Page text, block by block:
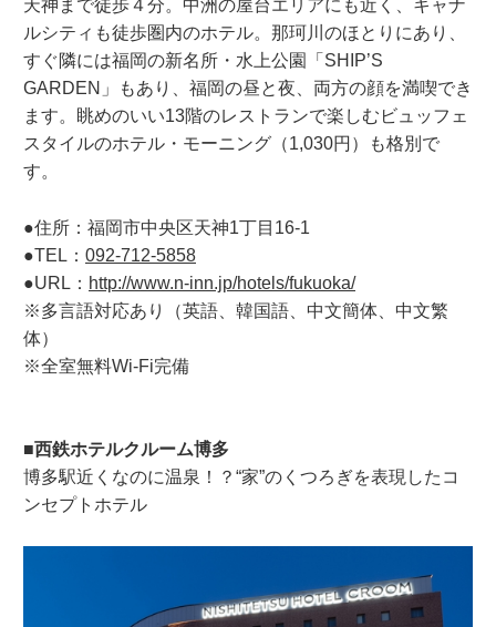
天神まで徒歩４分。中洲の屋台エリアにも近く、キャナ
ルシティも徒歩圏内のホテル。那珂川のほとりにあり、
すぐ隣には福岡の新名所・水上公園「SHIP’S
GARDEN」もあり、福岡の昼と夜、両方の顔を満喫でき
ます。眺めのいい13階のレストランで楽しむビュッフェ
スタイルのホテル・モーニング（1,030円）も格別で
す。
●住所：福岡市中央区天神1丁目16-1
●TEL： 092-712-5858
●URL： http://www.n-inn.jp/hotels/fukuoka/
※多言語対応あり（英語、韓国語、中文簡体、中文繁
体）
※全室無料Wi-Fi完備
■西鉄ホテルクルーム博多
博多駅近くなのに温泉！？“家”のくつろぎを表現したコ
ンセプトホテル